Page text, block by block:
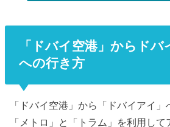
「ドバイ空港」からドバ
への行き方
「ドバイ空港」から「ドバイアイ」
「メトロ」と「トラム」を利用して